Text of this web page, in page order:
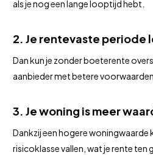
als je nog een lange looptijd hebt.
2. Je rentevaste periode
Dan kun je zonder boeterente
aanbieder met betere voorwaarden.
3. Je woning is meer
Dankzij een hogere woningwaarde
risicoklasse vallen, wat je rente ten